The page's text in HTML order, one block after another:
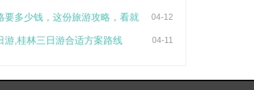
要多少钱，这份旅游攻略，看就 04-12
游,桂林三日游合适方案路线 04-11